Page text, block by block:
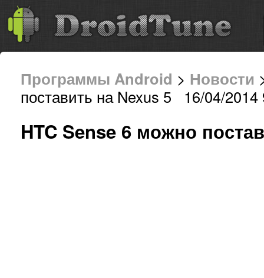
Программы Android > Новости
поставить на Nexus 5 16/04/2014
HTC Sense 6 можно